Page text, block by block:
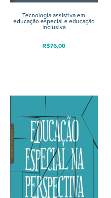
Tecnologia assistiva em
educação especial e educação
inclusiva
R$76,00